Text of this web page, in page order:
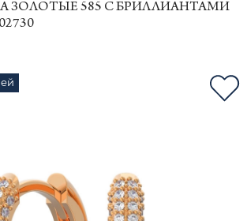
ЗОЛОТЫЕ 585 С БРИЛЛИАНТАМИ